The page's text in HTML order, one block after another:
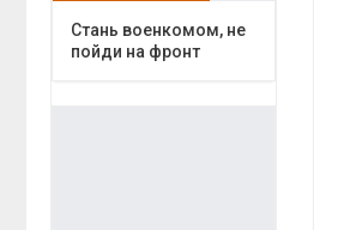
Cтань военкомом, не
пойди на фронт